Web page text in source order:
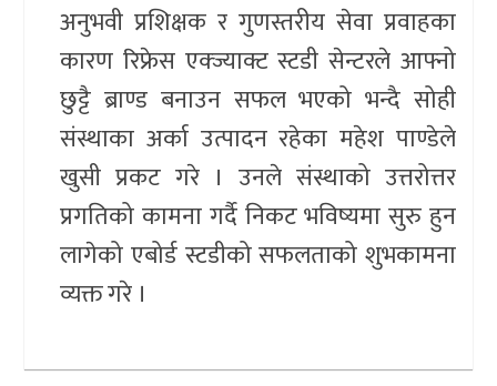
अनुभवी प्रशिक्षक र गुणस्तरीय सेवा प्रवाहका
कारण रिफ्रेस एक्ज्याक्ट स्टडी सेन्टरले आफ्नो
छुट्टै ब्राण्ड बनाउन सफल भएको भन्दै सोही
संस्थाका अर्का उत्पादन रहेका महेश पाण्डेले
खुसी प्रकट गरे । उनले संस्थाको उत्तरोत्तर
प्रगतिको कामना गर्दै निकट भविष्यमा सुरु हुन
लागेको एबोर्ड स्टडीको सफलताको शुभकामना
व्यक्त गरे ।